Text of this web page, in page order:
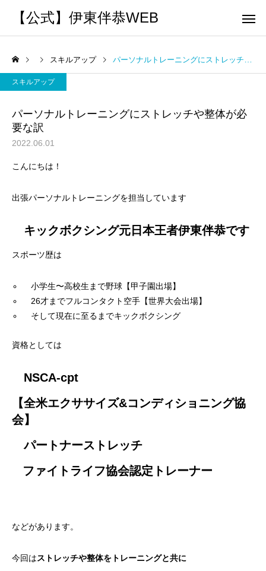
【公式】伊東伴恭WEB
出張 講演 セミナー
痩せますか？｜元日本王者
で答えます
び方｜失敗しない7つの
解説
スキルアップ パーソナルトレーニングにストレッチや整体が必要な訳
スキルアップ
パーソナルトレーニングにストレッチや整体が必
要な訳
2022.06.01
こんにちは！
出張パーソナルトレーニングを担当しています
キックボクシング元日本王者伊東伴恭です
スポーツ歴は
小学生〜高校生まで野球【甲子園出場】
26才までフルコンタクト空手【世界大会出場】
そして現在に至るまでキックボクシング
資格としては
NSCA-cpt
【全米エクササイズ&コンディショニング協
会】
パートナーストレッチ
ファイトライフ協会認定トレーナー
などがあります。
今回はストレッチや整体をトレーニングと共に